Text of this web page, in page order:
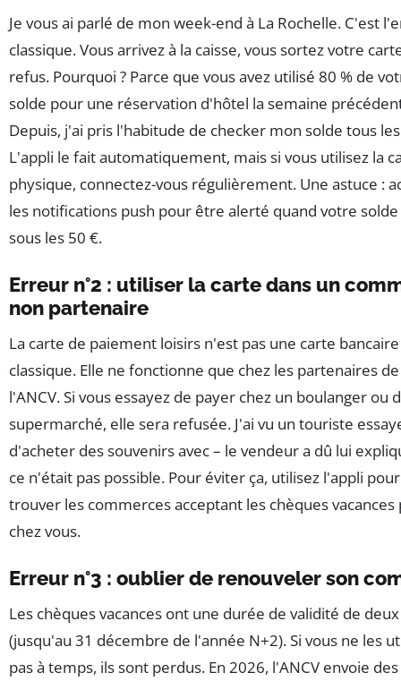
Je vous ai parlé de mon week-end à La Rochelle. C'est
classique. Vous arrivez à la caisse, vous sortez votre
refus. Pourquoi ? Parce que vous avez utilisé 80 % de
solde pour une réservation d'hôtel la semaine
Depuis, j'ai pris l'habitude de checker mon solde tous
L'appli le fait automatiquement, mais si vous utilisez la
physique, connectez-vous régulièrement. Une astuce :
les notifications push pour être alerté quand votre solde
sous les 50 €.
Erreur n°2 : utiliser la carte dans un
non partenaire
La carte de paiement loisirs n'est pas une carte bancaire
classique. Elle ne fonctionne que chez les partenaires de
l'ANCV. Si vous essayez de payer chez un boulanger ou
supermarché, elle sera refusée. J'ai vu un touriste
d'acheter des souvenirs avec – le vendeur a dû lui
ce n'était pas possible. Pour éviter ça, utilisez l'appli pour
trouver les commerces acceptant les chèques vacances
chez vous.
Erreur n°3 : oublier de renouveler son
Les chèques vacances ont une durée de validité de
(jusqu'au 31 décembre de l'année N+2). Si vous ne les
pas à temps, ils sont perdus. En 2026, l'ANCV envoie des